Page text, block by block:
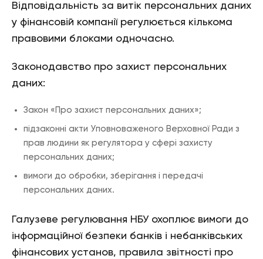
Відповідальність за витік персональних даних
у фінансовій компанії регулюється кількома
правовими блоками одночасно.
Законодавство про захист персональних
даних:
Закон «Про захист персональних даних»;
підзаконні акти Уповноваженого Верховної Ради з
прав людини як регулятора у сфері захисту
персональних даних;
вимоги до обробки, зберігання і передачі
персональних даних.
Галузеве регулювання НБУ охоплює вимоги до
інформаційної безпеки банків і небанківських
фінансових установ, правила звітності про